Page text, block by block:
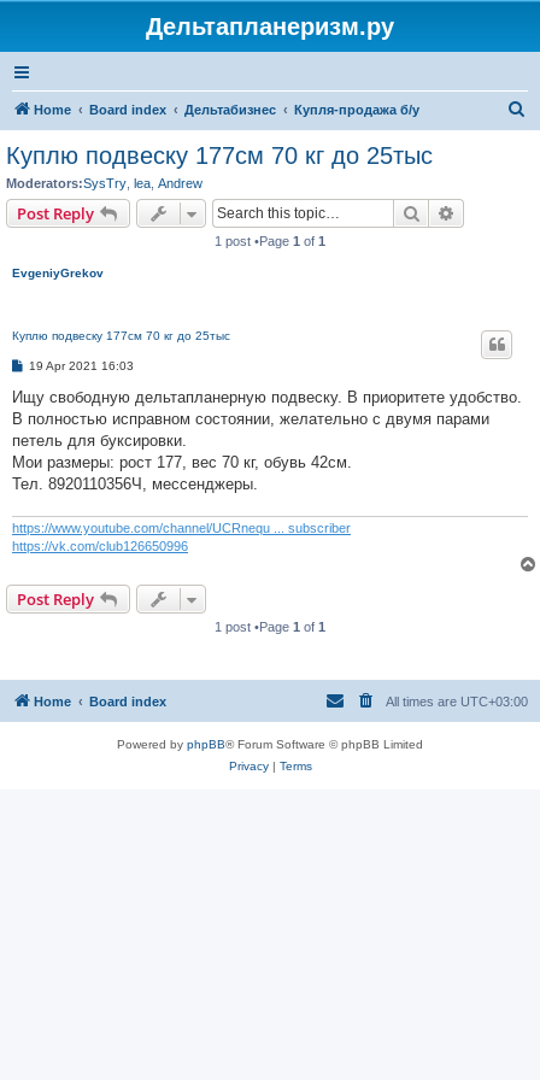
Дельтапланеризм.ру
Home Board index Дельтабизнес Купля-продажа б/у
Куплю подвеску 177см 70 кг до 25тыс
Moderators:SysTry lea Andrew
Post Reply Search
1 post •Page 1 of 1
EvgeniyGrekov
Куплю подвеску 177см 70 кг до 25тыс
P
s
19 Apr 2021 16:03
Ищу свободную дельтапланерную подвеску. В приоритете удобство.
В полностью исправном состоянии, желательно с двумя парами
петель для буксировки.
Мои размеры: рост 177, вес 70 кг, обувь 42см.
Тел. 8920110356Ч, мессенджеры.
https://www.youtube.com/channel/UCRnequ ... subscriber
https://vk.com/club126650996
Post Reply
1 post •Page 1 of 1
Home Board index All times are UTC+03:00
Powered by phpBB® Forum Software © phpBB Limited
Privacy| Terms